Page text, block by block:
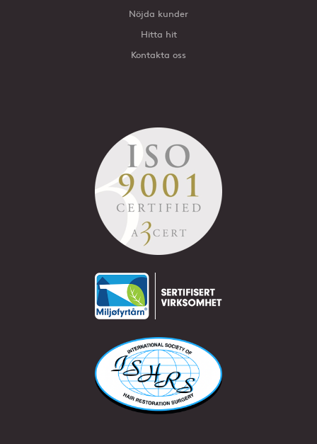
Nöjda kunder
Hitta hit
Kontakta oss